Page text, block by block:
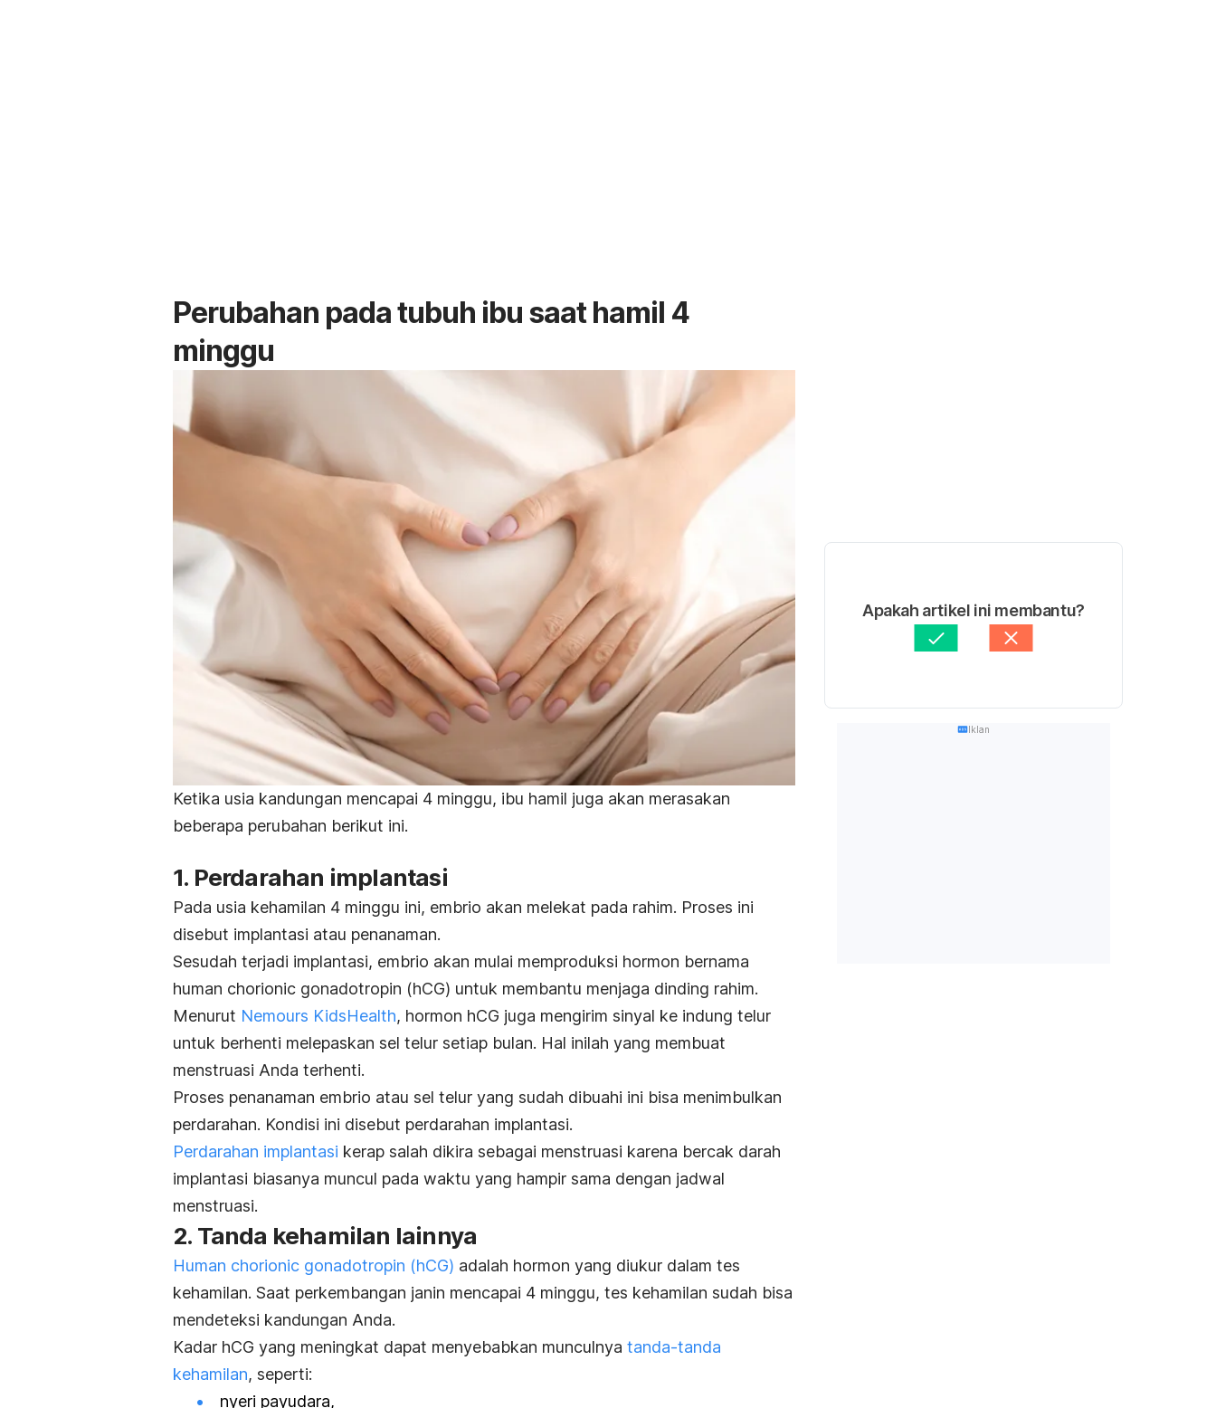
Perubahan pada tubuh ibu saat hamil 4
minggu
Ketika usia kandungan mencapai 4 minggu, ibu hamil juga akan merasakan
beberapa perubahan berikut ini.
1. Perdarahan implantasi
Pada usia kehamilan 4 minggu ini, embrio akan melekat pada rahim. Proses ini
disebut implantasi atau penanaman.
Sesudah terjadi implantasi, embrio akan mulai memproduksi hormon bernama
human chorionic gonadotropin (hCG) untuk membantu menjaga dinding rahim.
Menurut Nemours KidsHealth, hormon hCG juga mengirim sinyal ke indung telur
untuk berhenti melepaskan sel telur setiap bulan. Hal inilah yang membuat
menstruasi Anda terhenti.
Proses penanaman embrio atau sel telur yang sudah dibuahi ini bisa menimbulkan
perdarahan. Kondisi ini disebut perdarahan implantasi.
Perdarahan implantasi kerap salah dikira sebagai menstruasi karena bercak darah
implantasi biasanya muncul pada waktu yang hampir sama dengan jadwal
menstruasi.
2. Tanda kehamilan lainnya
Human chorionic gonadotropin (hCG) adalah hormon yang diukur dalam tes
kehamilan. Saat perkembangan janin mencapai 4 minggu, tes kehamilan sudah bisa
mendeteksi kandungan Anda.
Kadar hCG yang meningkat dapat menyebabkan munculnya tanda-tanda
kehamilan, seperti:
nyeri payudara,
Apakah artikel ini membantu?
Iklan